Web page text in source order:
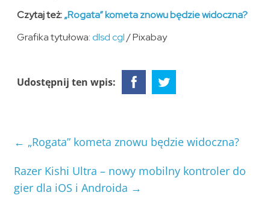
Czytaj też:„Rogata” kometa znowu będzie widoczna?
Grafika tytułowa: dlsd cgl/ Pixabay
Udostępnij ten wpis:
← „Rogata” kometa znowu będzie widoczna?
Razer Kishi Ultra – nowy mobilny kontroler do
gier dla iOS i Androida →